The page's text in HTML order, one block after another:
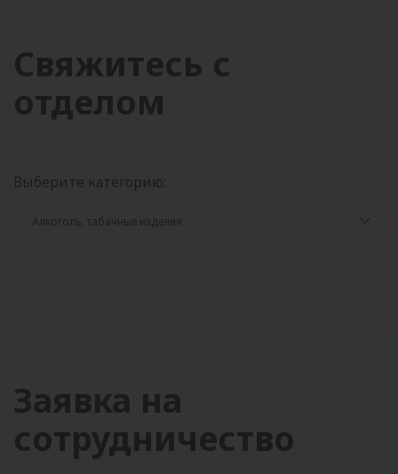
Свяжитесь с
отделом
Выберите категорию:
Заявка на
сотрудничество